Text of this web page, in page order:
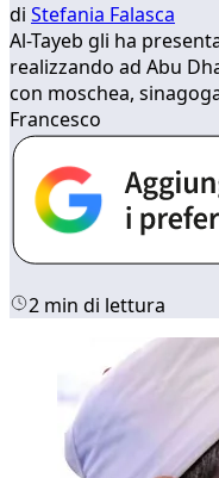
di Stefania Falasca
Al-Tayeb gli ha
realizzando ad Abu
con moschea,
Francesco
2 min di lettura